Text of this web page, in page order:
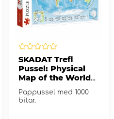
SKADAT Trefl
Pussel: Physical
Map of the World
1000 Bitar
Pappussel med 1000
bitar.